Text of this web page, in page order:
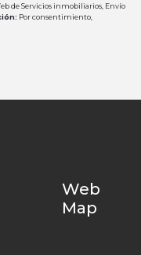
de Servicios inmobiliarios, Envío
Por consentimiento,
Web
Map